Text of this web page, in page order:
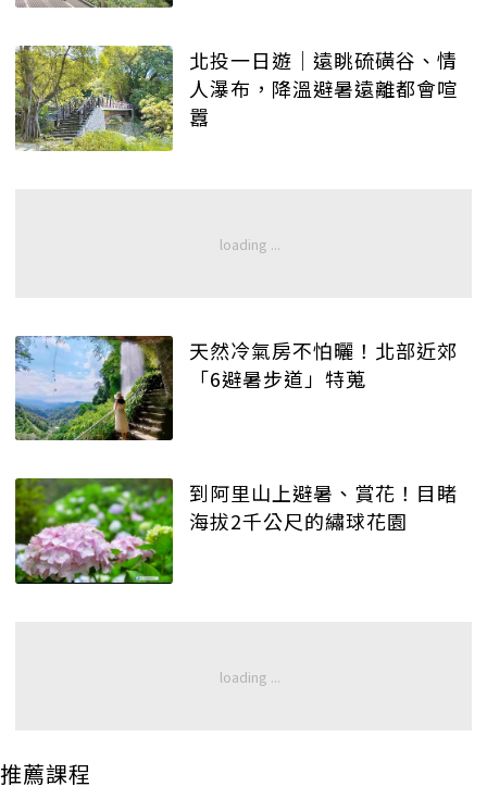
北投一日遊│遠眺硫磺谷、情
人瀑布，降溫避暑遠離都會喧
囂
天然冷氣房不怕曬！北部近郊
「6避暑步道」特蒐
到阿里山上避暑、賞花！目睹
海拔2千公尺的繡球花園
推薦課程